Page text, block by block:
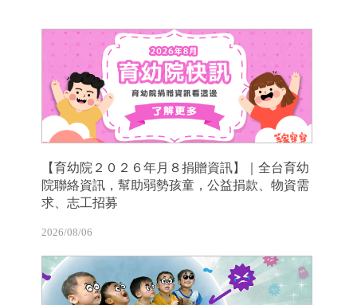
【育幼院２０２６年月８捐贈資訊】｜全台育幼
院聯絡資訊，幫助弱勢孩童，公益捐款、物資需
求、志工招募
2026/08/06